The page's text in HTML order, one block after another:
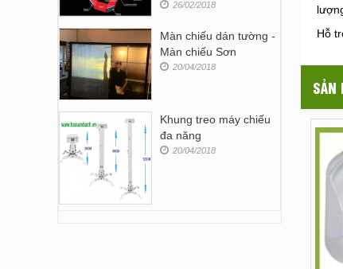
Hỗ
SẢN
26/02/2018
Màn chiếu dán tường -
Màn chiếu Sơn
20/04/2018
Khung treo máy chiếu
đa năng
20/04/2018